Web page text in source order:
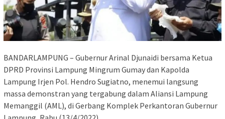
BANDARLAMPUNG – Gubernur Arinal Djunaidi bersama Ketua
DPRD Provinsi Lampung Mingrum Gumay dan Kapolda
Lampung Irjen Pol. Hendro Sugiatno, menemui langsung
massa demonstran yang tergabung dalam Aliansi Lampung
Memanggil (AML), di Gerbang Komplek Perkantoran Gubernur